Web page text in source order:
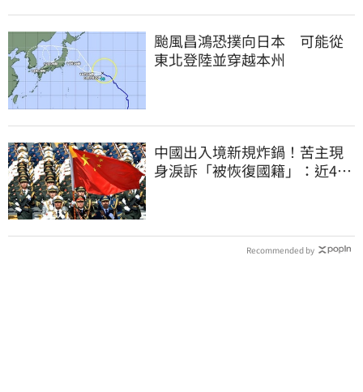
颱風昌鴻恐撲向日本 可能從
東北登陸並穿越本州
中國出入境新規炸鍋！苦主現
身淚訴「被恢復國籍」：近4億
Recommended by